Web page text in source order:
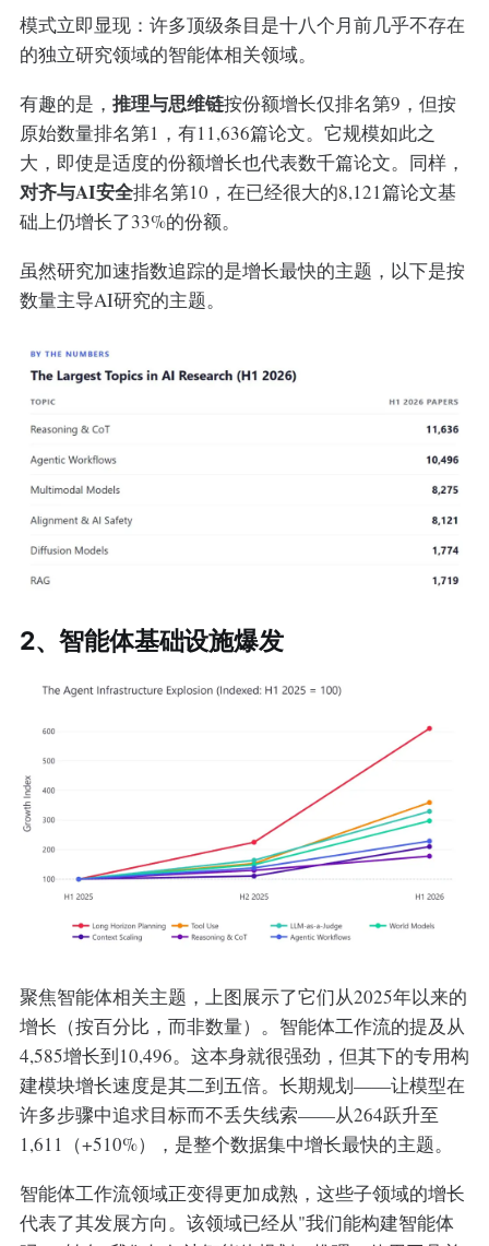
模式立即显现：许多顶级条目是十八个月前几乎不存在
的独立研究领域的智能体相关领域。
有趣的是， 推理与思维链按份额增长仅排名第9，但按
原始数量排名第1，有11,636篇论文。它规模如此之
大，即使是适度的份额增长也代表数千篇论文。同样，
对齐与AI安全排名第10，在已经很大的8,121篇论文基
础上仍增长了33%的份额。
虽然研究加速指数追踪的是增长最快的主题，以下是按
数量主导AI研究的主题。
2、智能体基础设施爆发
聚焦智能体相关主题，上图展示了它们从2025年以来的
增长（按百分比，而非数量）。智能体工作流的提及从
4,585增长到10,496。这本身就很强劲，但其下的专用构
建模块增长速度是其二到五倍。长期规划——让模型在
许多步骤中追求目标而不丢失线索——从264跃升至
1,611（+510%），是整个数据集中增长最快的主题。
智能体工作流领域正变得更加成熟，这些子领域的增长
代表了其发展方向。该领域已经从"我们能构建智能体